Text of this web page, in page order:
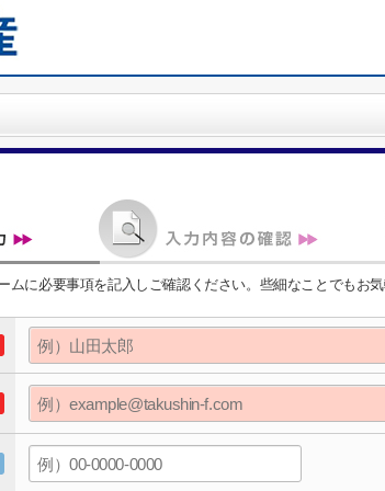
ムに必要事項を記入しご確認ください。些細なことでもお